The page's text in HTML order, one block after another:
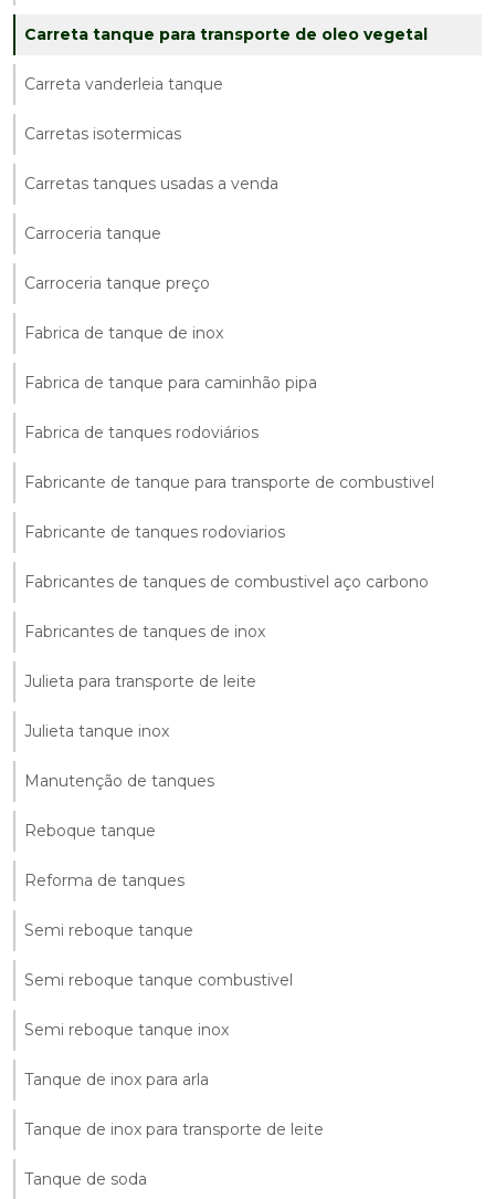
Carreta tanque para transporte de oleo vegetal
Carreta vanderleia tanque
Carretas isotermicas
Carretas tanques usadas a venda
Carroceria tanque
Carroceria tanque preço
Fabrica de tanque de inox
Fabrica de tanque para caminhão pipa
Fabrica de tanques rodoviários
Fabricante de tanque para transporte de combustivel
Fabricante de tanques rodoviarios
Fabricantes de tanques de combustivel aço carbono
Fabricantes de tanques de inox
Julieta para transporte de leite
Julieta tanque inox
Manutenção de tanques
Reboque tanque
Reforma de tanques
Semi reboque tanque
Semi reboque tanque combustivel
Semi reboque tanque inox
Tanque de inox para arla
Tanque de inox para transporte de leite
Tanque de soda